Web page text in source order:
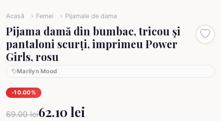
Acasă Femei Pijamale de dama
Pijama damă din bumbac, tricou și
pantaloni scurți, imprimeu Power
Girls, rosu
Marilyn Mood
-10.00%
69.00 lei62.10 lei